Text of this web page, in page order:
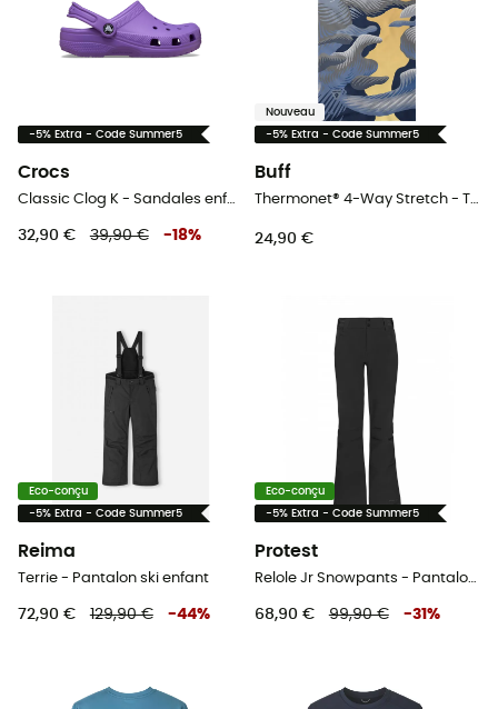
-5% Extra - Code Summer5
Crocs
Classic Clog K - Sandales enfant
32,90 € 39,90 € -18%
Nouveau
-5% Extra - Code Summer5
Buff
Thermonet® 4-Way Stretch - Tour de cou enfant
24,90 €
Eco-conçu
-5% Extra - Code Summer5
Reima
Terrie - Pantalon ski enfant
72,90 € 129,90 € -44%
Eco-conçu
-5% Extra - Code Summer5
Protest
Relole Jr Snowpants - Pantalon ski enfant
68,90 € 99,90 € -31 %